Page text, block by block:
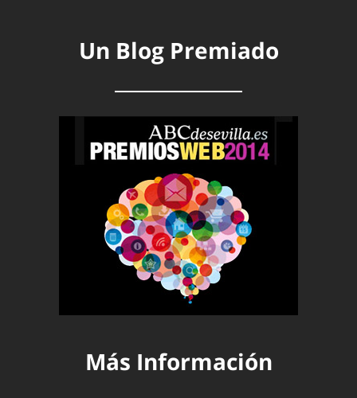
Un Blog Premiado
Más Información